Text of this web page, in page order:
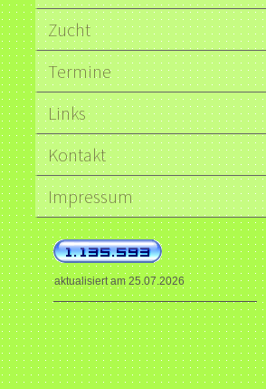
Zucht
Termine
Links
Kontakt
Impressum
aktualisiert am 25.07.2026